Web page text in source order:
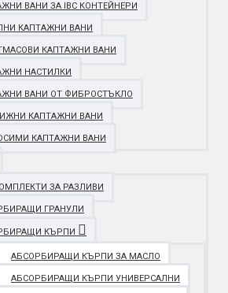
ВАНИ ЗА IBC КОНТЕЙНЕРИ
КАПТАЖНИ ВАНИ
КАПТАЖНИ ВАНИ
НАСТИЛКИ
ВАНИ ОТ ФИБРОСТЪКЛО
КАПТАЖНИ ВАНИ
КАПТАЖНИ ВАНИ
ЗА РАЗЛИВИ
ГРАНУЛИ
КЪРПИ
АБСОРБИРАЩИ КЪРПИ ЗА МАСЛО
АБСОРБИРАЩИ КЪРПИ УНИВЕРСАЛНИ